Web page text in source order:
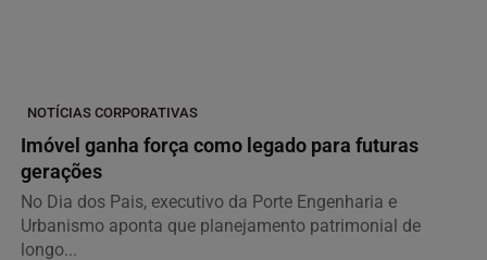
NOTÍCIAS CORPORATIVAS
Imóvel ganha força como legado para futuras
gerações
No Dia dos Pais, executivo da Porte Engenharia e
Urbanismo aponta que planejamento patrimonial de
longo...